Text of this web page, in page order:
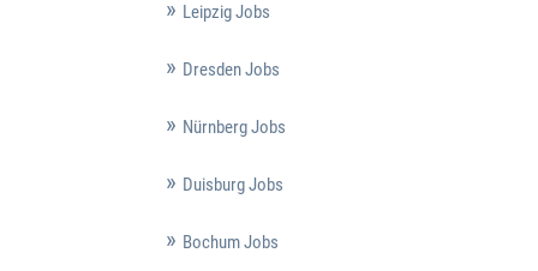
Leipzig Jobs
Dresden Jobs
Nürnberg Jobs
Duisburg Jobs
Bochum Jobs